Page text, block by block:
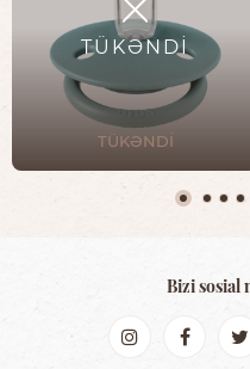
TÜKƏNDİ
TÜKƏNDİ
Bizi sosial